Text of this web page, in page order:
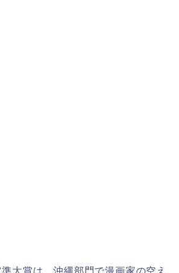
大賞は、沖縄部門で漫画家の空え